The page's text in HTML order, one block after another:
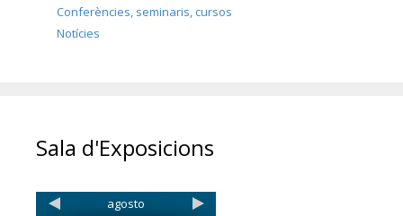
Conferències, seminaris, cursos
Notícies
Sala d'Exposicions
agosto